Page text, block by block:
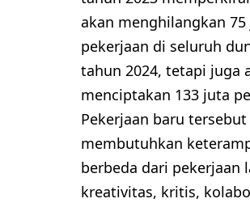
akan menghilangkan
pekerjaan di seluruh
tahun 2024, tetapi juga
menciptakan 133 juta
Pekerjaan baru tersebut
membutuhkan
berbeda dari pekerjaan
kreativitas, kritis,